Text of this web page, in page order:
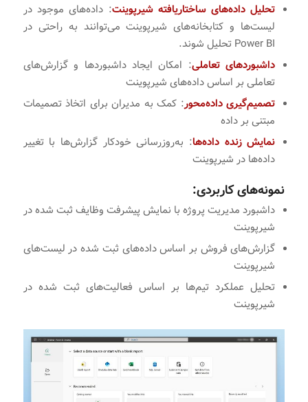
تحلیل داده‌های ساختاریافته شیرپوینت: داده‌های موجود در
لیست‌ها و کتابخانه‌های شیرپوینت می‌توانند به راحتی در
Power BI تحلیل شوند.
داشبوردهای تعاملی: امکان ایجاد داشبوردها و گزارش‌های
تعاملی بر اساس داده‌های شیرپوینت
تصمیم‌گیری داده‌محور: کمک به مدیران برای اتخاذ تصمیمات
مبتنی بر داده
نمایش زنده داده‌ها: به‌روزرسانی خودکار گزارش‌ها با تغییر
داده‌ها در شیرپوینت
نمونه‌های کاربردی:
داشبورد مدیریت پروژه با نمایش پیشرفت وظایف ثبت شده در
شیرپوینت
گزارش‌های فروش بر اساس داده‌های ثبت شده در لیست‌های
شیرپوینت
تحلیل عملکرد تیم‌ها بر اساس فعالیت‌های ثبت شده در
شیرپوینت